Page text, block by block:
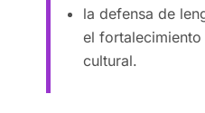
la defensa de
el
cultural.